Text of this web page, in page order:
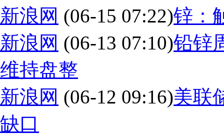
新浪网 (06-15 07:22)锌：
新浪网 (06-13 07:10)铅锌
维持盘整
新浪网 (06-12 09:16)美联
缺口